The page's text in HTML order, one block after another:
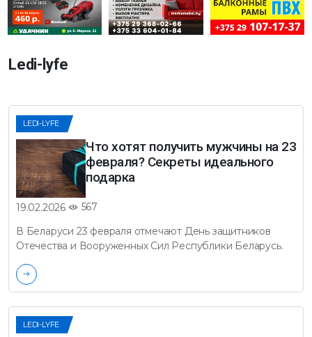
Ledi-lyfe
LEDI-LYFE
Что хотят получить мужчины на 23
февраля? Секреты идеального
подарка
19.02.2026
567
В Беларуси 23 февраля отмечают День защитников
Отечества и Вооруженных Сил Республики Беларусь.
LEDI-LYFE